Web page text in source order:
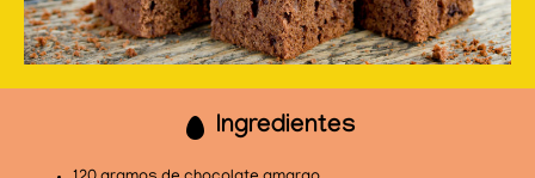
Ingredientes